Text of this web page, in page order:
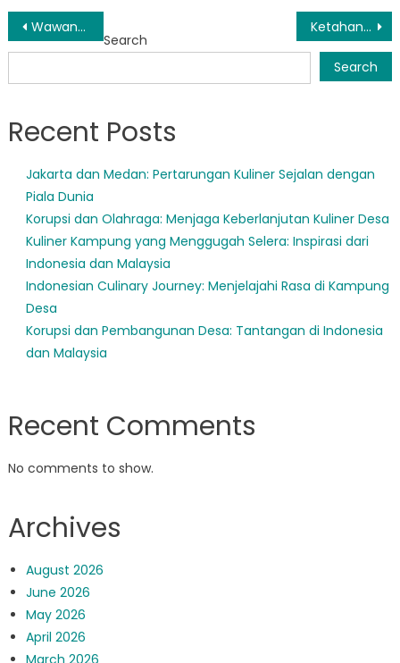
Post
navigation
Wawancara dengan Direktur BPBD Dringu: Strategi Penanggulangan Bencana yang Efektif Ketahanan Masyarakat: Peran BPBD Leces dalam Pemulihan Bencana
Search
Search
Recent Posts
Jakarta dan Medan: Pertarungan Kuliner Sejalan dengan
Piala Dunia
Korupsi dan Olahraga: Menjaga Keberlanjutan Kuliner Desa
Kuliner Kampung yang Menggugah Selera: Inspirasi dari
Indonesia dan Malaysia
Indonesian Culinary Journey: Menjelajahi Rasa di Kampung
Desa
Korupsi dan Pembangunan Desa: Tantangan di Indonesia
dan Malaysia
Recent Comments
No comments to show.
Archives
August 2026
June 2026
May 2026
April 2026
March 2026